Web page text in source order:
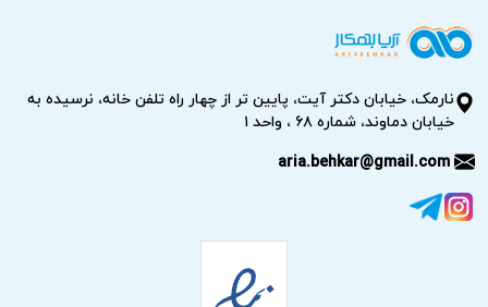
نارمک، خیابان دکتر آیت، پایین تر از چهار راه تلفن خانه، نرسیده به
خیابان دماوند، شماره ۶۸ ، واحد ۱
aria.behkar@gmail.com